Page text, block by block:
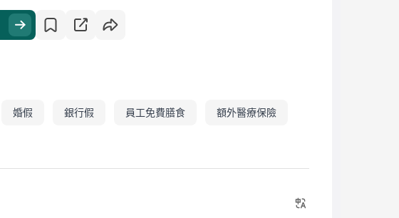
婚假 銀行假 員工免費膳食
額外醫療保險